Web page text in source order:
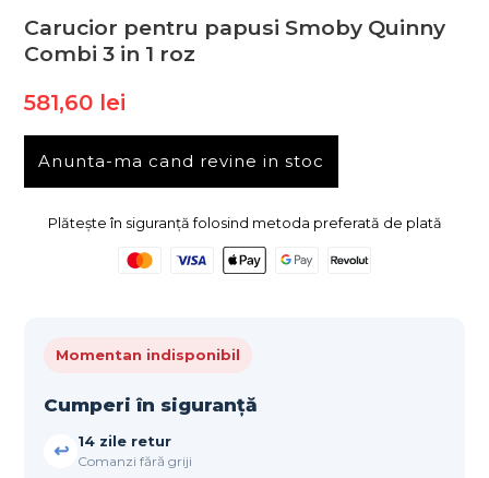
Carucior pentru papusi Smoby Quinny
Combi 3 in 1 roz
581,60 lei
Anunta-ma cand revine in stoc
Plătește în siguranță folosind metoda preferată de plată
Momentan indisponibil
Cumperi în siguranță
↩ 14 zile retur
Comanzi fără griji